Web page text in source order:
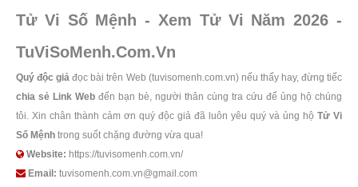
Tử Vi Số Mệnh - Xem Tử Vi Năm 2026 -
TuViSoMenh.Com.Vn
Quý độc giả đọc bài trên Web (tuvisomenh.com.vn) nếu thấy hay, đừng tiếc
chia sẻ Link Web đến bạn bè, người thân cùng tra cứu để ủng hộ chúng
tôi. Xin chân thành cảm ơn quý độc giả đã luôn yêu quý và ủng hộ Tử Vi
Số Mệnh trong suốt chặng đường vừa qua!
Website: https://tuvisomenh.com.vn/
Email: tuvisomenh.com.vn@gmail.com